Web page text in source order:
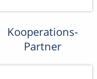
Kooperations-
Partner